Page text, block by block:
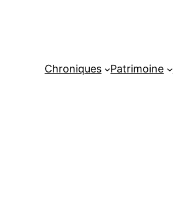
Chroniques Patrimoine